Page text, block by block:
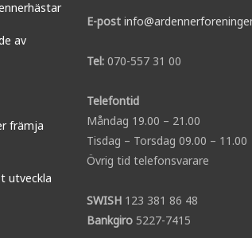
av
främja
utveckla
E-post
Tel: 070-557 31 00
Telefontid
Måndag 19.00 – 21.00
Tisdag – Torsdag 09.00 – 11.00
Övrig tid telefonsvarare
SWISH 123 381 86 48
Bankgiro 5227-7415